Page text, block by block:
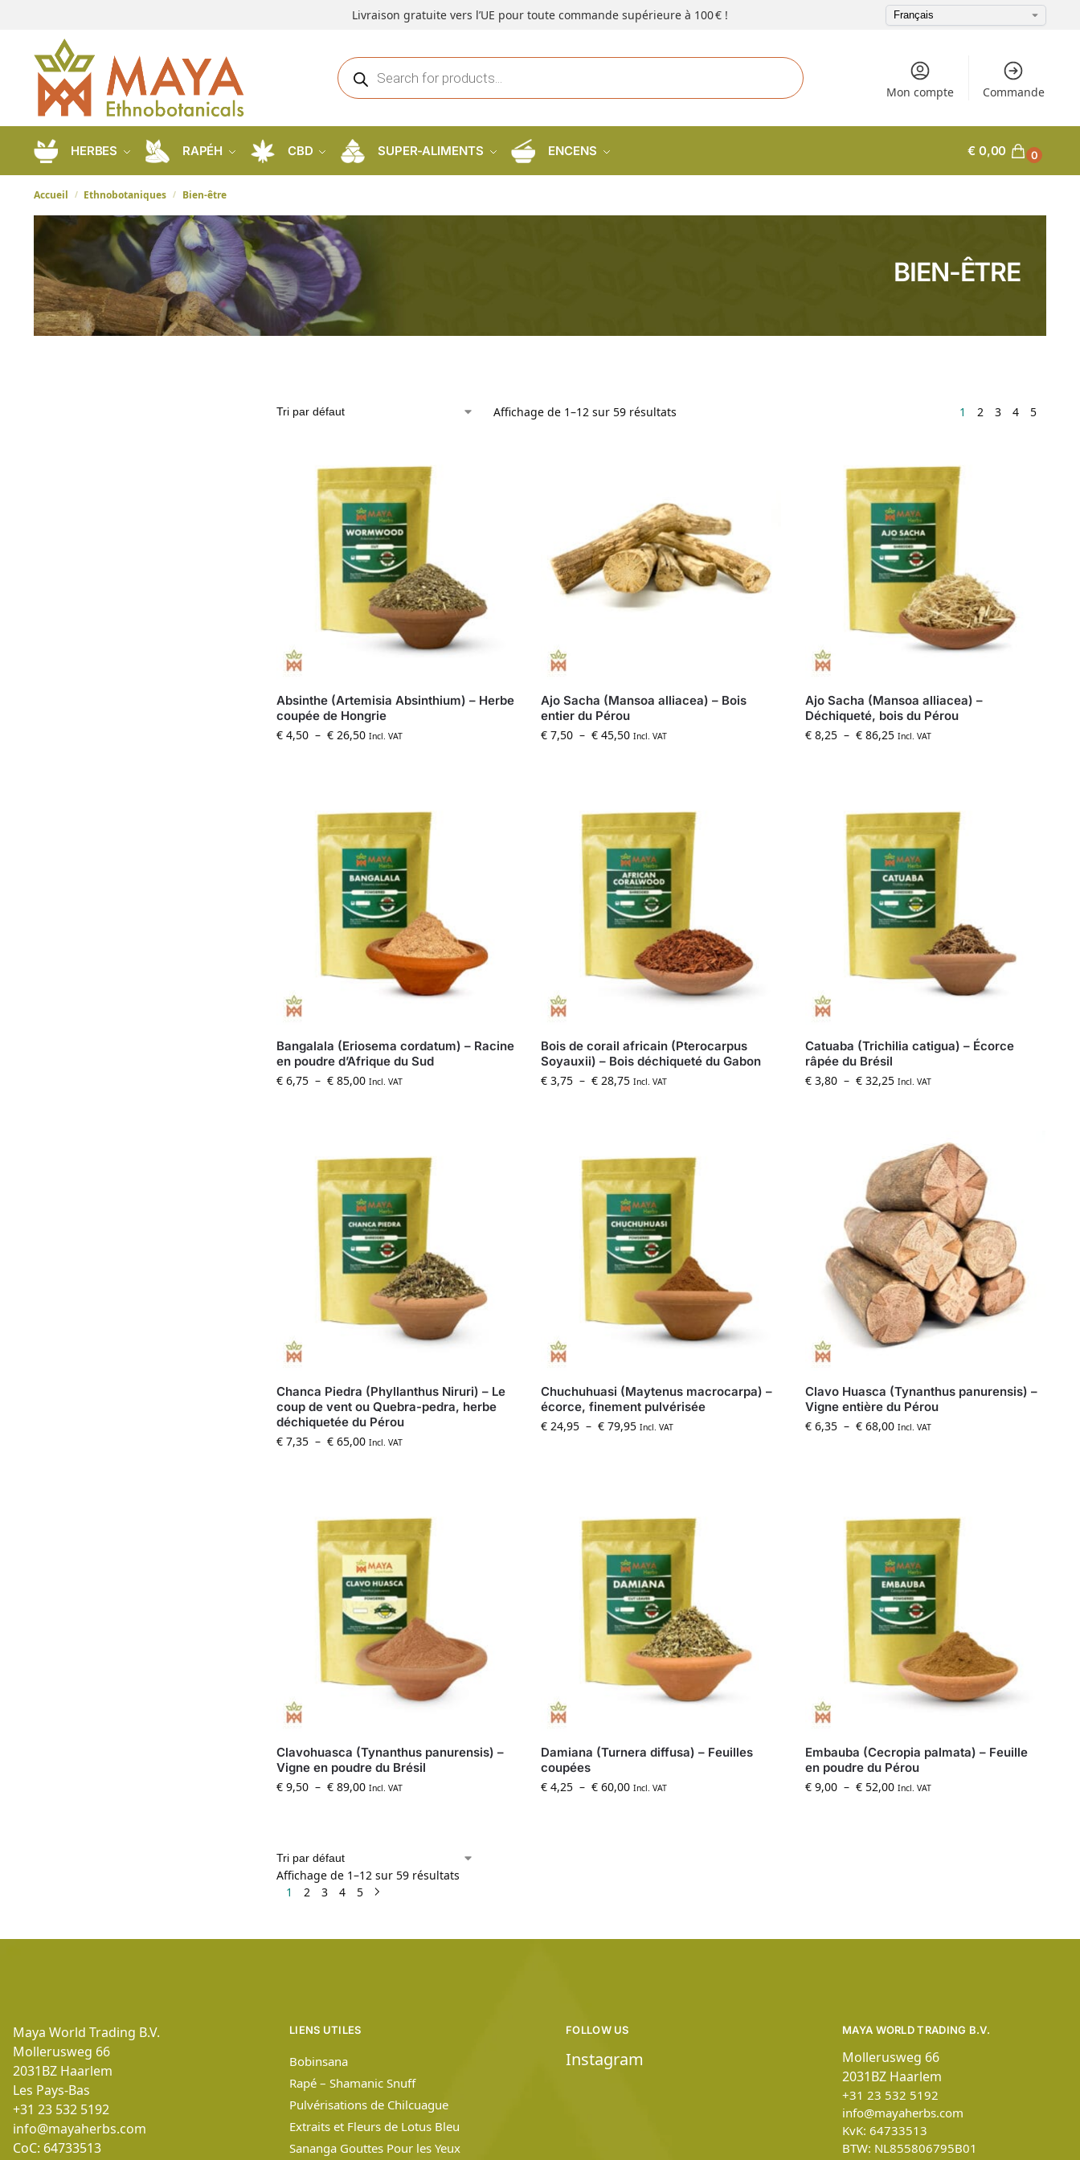
Livraison gratuite vers l’UE pour toute commande supérieure à 100 € !
Mon compte Commande
HERBES RAPÉH CBD SUPER-ALIMENTS ENCENS € 0,00 0
Accueil / Ethnobotaniques / Bien-être
BIEN-ÊTRE
Affichage de 1–12 sur 59 résultats 1 2 3 4 5
Absinthe (Artemisia Absinthium) – Herbe
coupée de Hongrie
€ 4,50 – € 26,50 Incl. VAT
Ajo Sacha (Mansoa alliacea) – Bois
entier du Pérou
€ 7,50 – € 45,50 Incl. VAT
Ajo Sacha (Mansoa alliacea) –
Déchiqueté, bois du Pérou
€ 8,25 – € 86,25 Incl. VAT
Bangalala (Eriosema cordatum) – Racine
en poudre d’Afrique du Sud
€ 6,75 – € 85,00 Incl. VAT
Bois de corail africain (Pterocarpus
Soyauxii) – Bois déchiqueté du Gabon
€ 3,75 – € 28,75 Incl. VAT
Catuaba (Trichilia catigua) – Écorce
râpée du Brésil
€ 3,80 – € 32,25 Incl. VAT
Chanca Piedra (Phyllanthus Niruri) – Le
coup de vent ou Quebra-pedra, herbe
déchiquetée du Pérou
€ 7,35 – € 65,00 Incl. VAT
Chuchuhuasi (Maytenus macrocarpa) –
écorce, finement pulvérisée
€ 24,95 – € 79,95 Incl. VAT
Clavo Huasca (Tynanthus panurensis) –
Vigne entière du Pérou
€ 6,35 – € 68,00 Incl. VAT
Clavohuasca (Tynanthus panurensis) –
Vigne en poudre du Brésil
€ 9,50 – € 89,00 Incl. VAT
Damiana (Turnera diffusa) – Feuilles
coupées
€ 4,25 – € 60,00 Incl. VAT
Embauba (Cecropia palmata) – Feuille
en poudre du Pérou
€ 9,00 – € 52,00 Incl. VAT
Affichage de 1–12 sur 59 résultats
1
2 3 4 5
Maya World Trading B.V.
Mollerusweg 66
2031BZ Haarlem
Les Pays-Bas
+31 23 532 5192
info@mayaherbs.com
CoC: 64733513
LIENS UTILES
Bobinsana
Rapé – Shamanic Snuff
Pulvérisations de Chilcuague
Extraits et Fleurs de Lotus Bleu
Sananga Gouttes Pour les Yeux
MAYA WORLD TRADING B.V.
Mollerusweg 66
2031BZ Haarlem
+31 23 532 5192
info@mayaherbs.com
KvK: 64733513
BTW: NL855806795B01
FOLLOW US
Instagram